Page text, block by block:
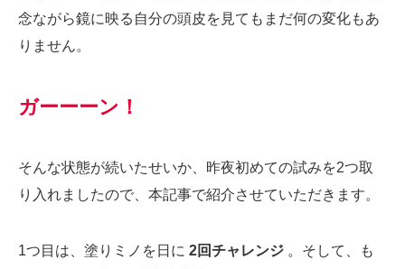
念ながら鏡に映る自分の頭皮を見てもまだ何の変化もあ
りません。
ガーーーン！
そんな状態が続いたせいか、昨夜初めての試みを2つ取
り入れましたので、本記事で紹介させていただきます。
1つ目は、塗りミノを日に 2回チャレンジ 。そして、も